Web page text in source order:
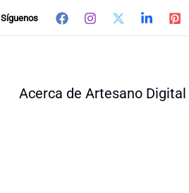
Síguenos
Acerca de Artesano Digital